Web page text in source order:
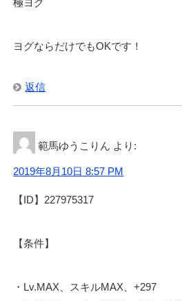
ヨグならだけでもOKです！
返信
範馬ゆうこりん より:
2019年8月10日 8:57 PM
【ID】227975317
【条件】
・Lv.MAX、スキルMAX、+297